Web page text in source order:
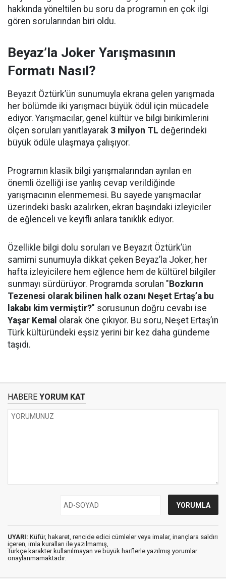
hakkında yöneltilen bu soru da programın en çok ilgi
gören sorularından biri oldu.
Beyaz’la Joker Yarışmasının
Formatı Nasıl?
Beyazıt Öztürk’ün sunumuyla ekrana gelen yarışmada
her bölümde iki yarışmacı büyük ödül için mücadele
ediyor. Yarışmacılar, genel kültür ve bilgi birikimlerini
ölçen soruları yanıtlayarak 3 milyon TL değerindeki
büyük ödüle ulaşmaya çalışıyor.
Programın klasik bilgi yarışmalarından ayrılan en
önemli özelliği ise yanlış cevap verildiğinde
yarışmacının elenmemesi. Bu sayede yarışmacılar
üzerindeki baskı azalırken, ekran başındaki izleyiciler
de eğlenceli ve keyifli anlara tanıklık ediyor.
Özellikle bilgi dolu soruları ve Beyazıt Öztürk’ün
samimi sunumuyla dikkat çeken Beyaz’la Joker, her
hafta izleyicilere hem eğlence hem de kültürel bilgiler
sunmayı sürdürüyor. Programda sorulan " Bozkırın
Tezenesi olarak bilinen halk ozanı Neşet Ertaş’a bu
lakabı kim vermiştir?" sorusunun doğru cevabı ise
Yaşar Kemal olarak öne çıkıyor. Bu soru, Neşet Ertaş’ın
Türk kültüründeki eşsiz yerini bir kez daha gündeme
taşıdı.
HABERE YORUM KAT
UYARI: Küfür, hakaret, rencide edici cümleler veya imalar, inançlara saldırı
içeren, imla kuralları ile yazılmamış,
Türkçe karakter kullanılmayan ve büyük harflerle yazılmış yorumlar
onaylanmamaktadır.